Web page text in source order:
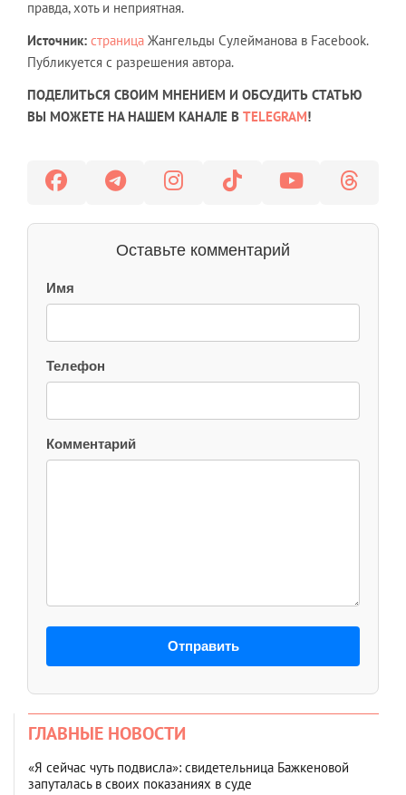
правда, хоть и неприятная.
Источник: страница Жангельды Сулейманова в Facebook.
Публикуется с разрешения автора.
ПОДЕЛИТЬСЯ СВОИМ МНЕНИЕМ И ОБСУДИТЬ СТАТЬЮ
ВЫ МОЖЕТЕ НА НАШЕМ КАНАЛЕ В TELEGRAM!
Оставьте комментарий
Имя
Телефон
Комментарий
Отправить
ГЛАВНЫЕ НОВОСТИ
«Я сейчас чуть подвисла»: свидетельница Бажкеновой
запуталась в своих показаниях в суде